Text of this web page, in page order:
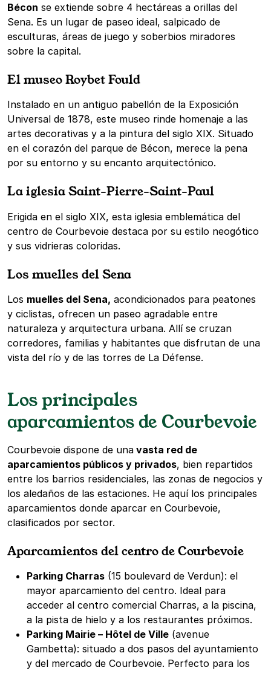
Bécon se extiende sobre 4 hectáreas a orillas del
Sena. Es un lugar de paseo ideal, salpicado de
esculturas, áreas de juego y soberbios miradores
sobre la capital.
El museo Roybet Fould
Instalado en un antiguo pabellón de la Exposición
Universal de 1878, este museo rinde homenaje a las
artes decorativas y a la pintura del siglo XIX. Situado
en el corazón del parque de Bécon, merece la pena
por su entorno y su encanto arquitectónico.
La iglesia Saint-Pierre-Saint-Paul
Erigida en el siglo XIX, esta iglesia emblemática del
centro de Courbevoie destaca por su estilo neogótico
y sus vidrieras coloridas.
Los muelles del Sena
Los muelles del Sena, acondicionados para peatones
y ciclistas, ofrecen un paseo agradable entre
naturaleza y arquitectura urbana. Allí se cruzan
corredores, familias y habitantes que disfrutan de una
vista del río y de las torres de La Défense.
Los principales
aparcamientos de Courbevoie
Courbevoie dispone de una vasta red de
aparcamientos públicos y privados, bien repartidos
entre los barrios residenciales, las zonas de negocios y
los aledaños de las estaciones. He aquí los principales
aparcamientos donde aparcar en Courbevoie,
clasificados por sector.
Aparcamientos del centro de Courbevoie
Parking Charras (15 boulevard de Verdun): el
mayor aparcamiento del centro. Ideal para
acceder al centro comercial Charras, a la piscina,
a la pista de hielo y a los restaurantes próximos.
Parking Mairie – Hôtel de Ville (avenue
Gambetta): situado a dos pasos del ayuntamiento
y del mercado de Courbevoie. Perfecto para los